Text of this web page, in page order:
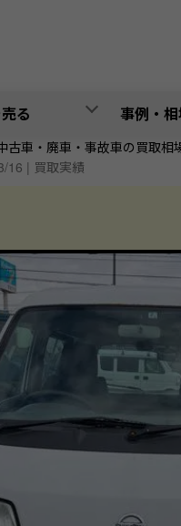
る 事例・
古車・廃車・事故車の買取相
16 | 買取実績